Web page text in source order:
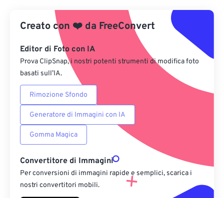
Applica da preimpostazione
Salva come predefinito
Creato con ❤️ da FreeConvert
Editor di Foto con IA
Prova ClipSnap, i nostri potenti strumenti di modifica foto
basati sull’IA.
Rimozione Sfondo
Generatore di Immagini con IA
Gomma Magica
Convertitore di Immagini
Per conversioni di immagini rapide e semplici, scarica i
nostri convertitori mobili.